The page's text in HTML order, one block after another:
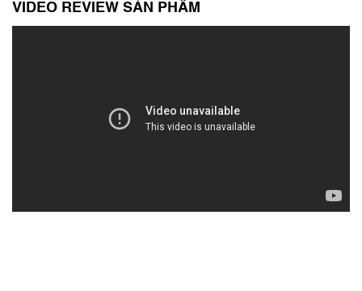
VIDEO REVIEW SẢN PHẨM